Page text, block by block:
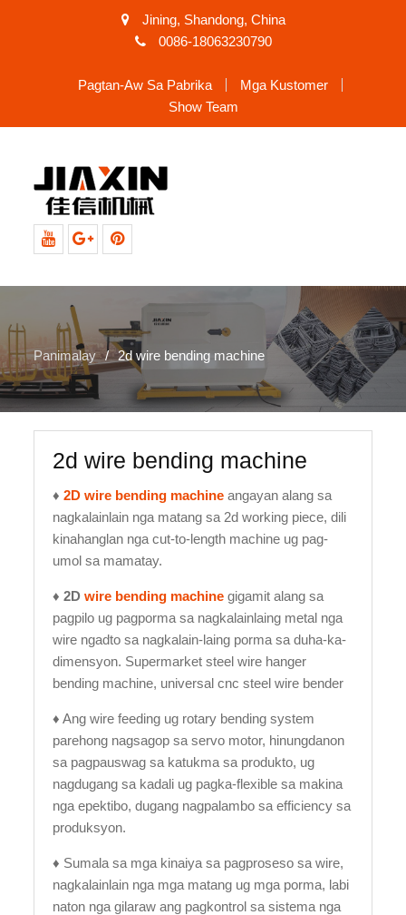
Jining, Shandong, China
0086-18063230790
Pagtan-Aw Sa Pabrika
Mga Kustomer
Show Team
Panimalay 2d wire bending machine
2d wire bending machine
♦2D wire bending machine angayan alang sa
nagkalainlain nga matang sa 2d working piece, dili
kinahanglan nga cut-to-length machine ug pag-
umol sa mamatay.
♦2Dwire bending machine gigamit alang sa
pagpilo ug pagporma sa nagkalainlaing metal nga
wire ngadto sa nagkalain-laing porma sa duha-ka-
dimensyon. Supermarket steel wire hanger
bending machine, universal cnc steel wire bender
♦ Ang wire feeding ug rotary bending system
parehong nagsagop sa servo motor, hinungdanon
sa pagpauswag sa katukma sa produkto, ug
nagdugang sa kadali ug pagka-flexible sa makina
nga epektibo, dugang nagpalambo sa efficiency sa
produksyon.
♦ Sumala sa mga kinaiya sa pagproseso sa wire,
nagkalainlain nga mga matang ug mga porma, labi
naton nga gilaraw ang pagkontrol sa sistema nga